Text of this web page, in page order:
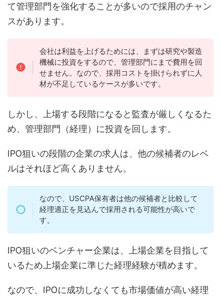
て管理部門を強化することが多いので採用のチャン
スがあります。
会社は利益を上げるためには、まずは研究や製造
機械に投資をするので、管理部門にまで費用を回
せません。なので、採用コストを掛けられずに人
材が不足しているケースが多いです。
しかし、上場する段階になると監査が厳しくなるた
め、管理部門（経理）に投資を回します。
IPO狙いの段階の企業の求人は、他の候補者のレベ
ルはそれほど高くありません。
なので、USCPA保有者は他の候補者と比較して
経理適正を見込んで採用される可能性が高いで
す。
IPO狙いのベンチャー企業は、上場企業を目指して
いるため上場企業に準じた経理経験が積めます。
なので、IPOに成功しなくても市場価値が高い経理